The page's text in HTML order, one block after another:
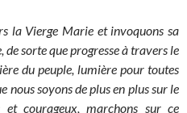
la Vierge Marie et invoquons sa
, de sorte queprogresseà travers le
du peuple, lumière pour toutes
nous soyonsde plus en plus sur le
et courageux,marchons sur ce